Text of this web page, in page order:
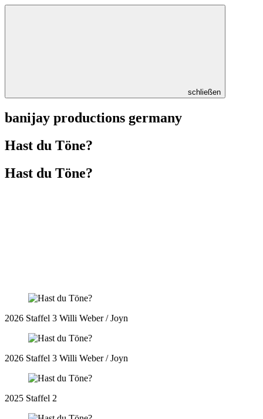
schließen
banijay productions germany
Hast du Töne?
Hast du Töne?
2026 Staffel 3 Willi Weber / Joyn
2026 Staffel 3 Willi Weber / Joyn
2025 Staffel 2